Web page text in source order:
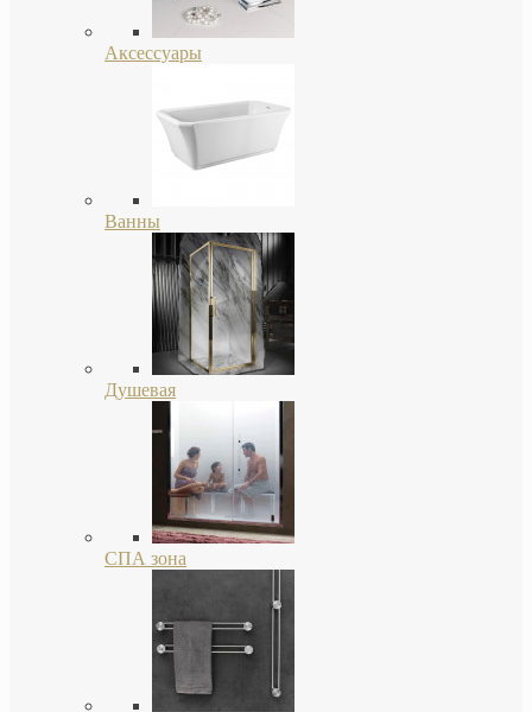
Аксессуары
Ванны
Душевая
СПА зона